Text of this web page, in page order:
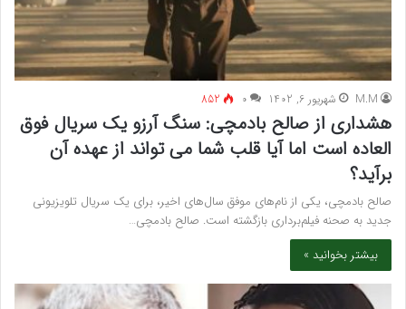
M.M شهریور 6, 1402 ۰ 852
هشداری از صالح بادمچی: سنگ آرزو یک سریال فوق
العاده است اما آیا قلب شما می تواند از عهده آن
برآید؟
صالح بادمچی، یکی از نام‌های موفق سال‌های اخیر، برای یک سریال تلویزیونی
جدید به صحنه فیلم‌برداری بازگشته است. صالح بادمچی…
بیشتر بخوانید »